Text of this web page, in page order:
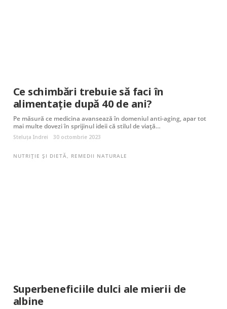
Ce schimbări trebuie să faci în
alimentație după 40 de ani?
Pe măsură ce medicina avansează în domeniul anti-aging, apar tot
mai multe dovezi în sprijinul ideii că stilul de viață…
Steluța Indrei 30 octombrie 2023
NUTRIȚIE ȘI DIETĂ, REMEDII NATURALE
Superbeneficiile dulci ale mierii de
albine